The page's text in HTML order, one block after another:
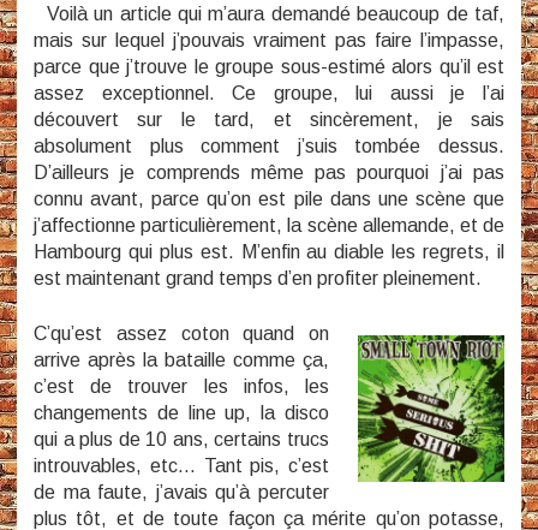
Voilà un article qui m’aura demandé beaucoup de taf,
mais sur lequel j’pouvais vraiment pas faire l’impasse,
parce que j’trouve le groupe sous-estimé alors qu’il est
assez exceptionnel. Ce groupe, lui aussi je l’ai
découvert sur le tard, et sincèrement, je sais
absolument plus comment j’suis tombée dessus.
D’ailleurs je comprends même pas pourquoi j’ai pas
connu avant, parce qu’on est pile dans une scène que
j’affectionne particulièrement, la scène allemande, et de
Hambourg qui plus est. M’enfin au diable les regrets, il
est maintenant grand temps d’en profiter pleinement.
C’qu’est assez coton quand on
arrive après la bataille comme ça,
c’est de trouver les infos, les
changements de line up, la disco
qui a plus de 10 ans, certains trucs
introuvables, etc… Tant pis, c’est
de ma faute, j’avais qu’à percuter
plus tôt, et de toute façon ça mérite qu’on potasse,